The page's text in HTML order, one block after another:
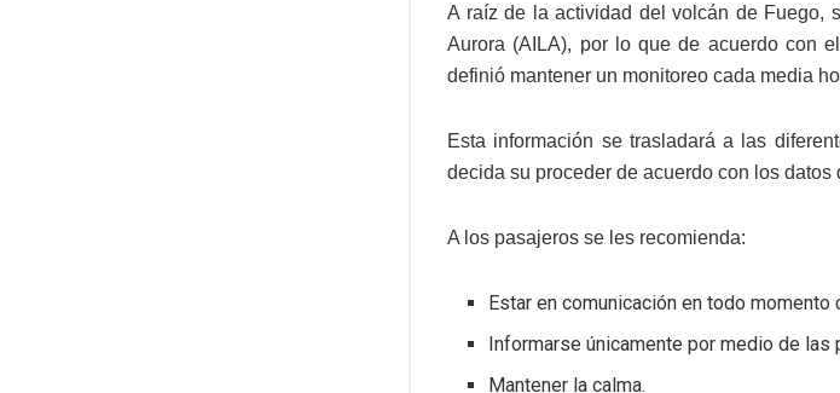
A raíz de la actividad del volcán de Fuego,
Aurora (AILA), por lo que de acuerdo con
definió mantener un monitoreo cada media
Esta información se trasladará a las
decida su proceder de acuerdo con los datos
A los pasajeros se les recomienda:
Estar en comunicación en todo
Informarse únicamente por medio de las
Mantener la calma.